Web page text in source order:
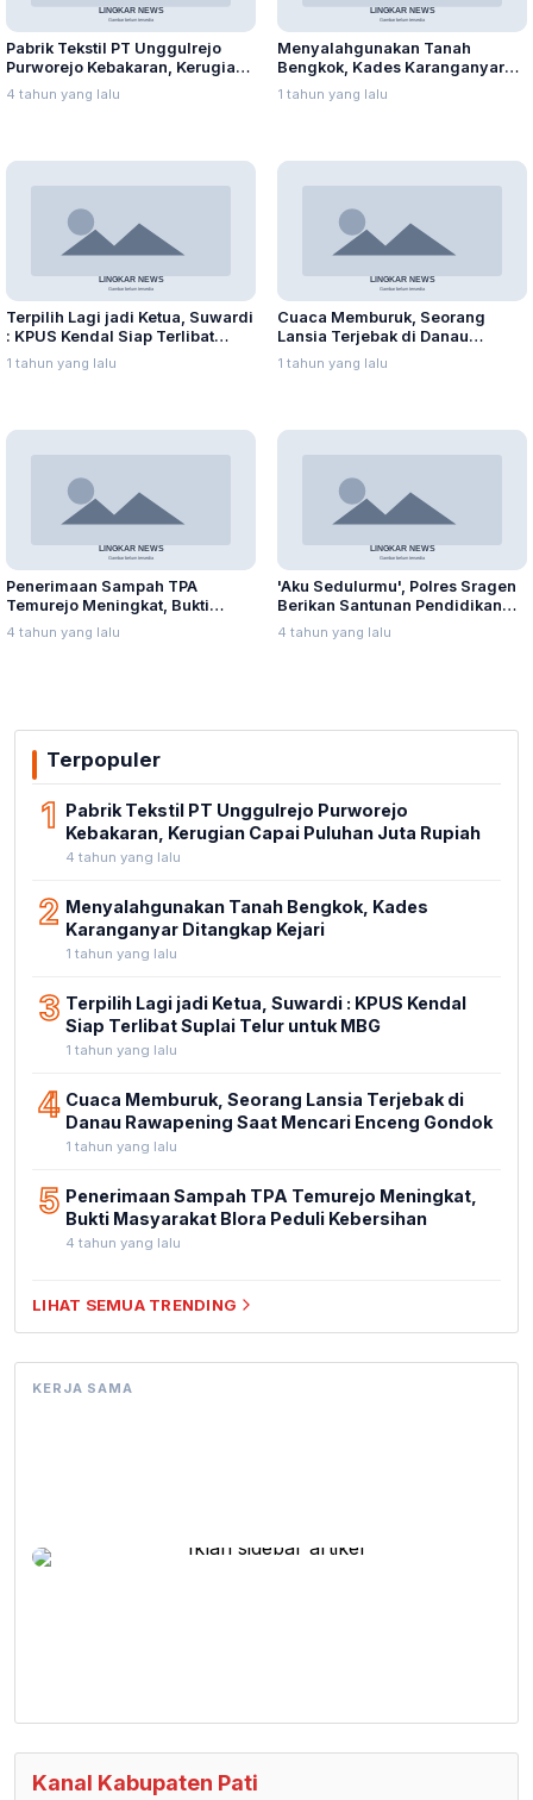
Pabrik Tekstil PT Unggulrejo
Purworejo Kebakaran, Kerugian
Capai Puluhan Juta Rupiah
4 tahun yang lalu
Menyalahgunakan Tanah
Bengkok, Kades Karanganyar
Ditangkap Kejari
1 tahun yang lalu
Terpilih Lagi jadi Ketua, Suwardi
: KPUS Kendal Siap Terlibat
Suplai Telur untuk MBG
1 tahun yang lalu
Cuaca Memburuk, Seorang
Lansia Terjebak di Danau
Rawapening Saat Mencari
Enceng Gondok
1 tahun yang lalu
Penerimaan Sampah TPA
Temurejo Meningkat, Bukti
Masyarakat Blora Peduli
Kebersihan
4 tahun yang lalu
'Aku Sedulurmu', Polres Sragen
Berikan Santunan Pendidikan
Anak Yatim Piatu
4 tahun yang lalu
Terpopuler
1 Pabrik Tekstil PT Unggulrejo Purworejo
Kebakaran, Kerugian Capai Puluhan Juta Rupiah
4 tahun yang lalu
2 Menyalahgunakan Tanah Bengkok, Kades
Karanganyar Ditangkap Kejari
1 tahun yang lalu
3 Terpilih Lagi jadi Ketua, Suwardi : KPUS Kendal
Siap Terlibat Suplai Telur untuk MBG
1 tahun yang lalu
4 Cuaca Memburuk, Seorang Lansia Terjebak di
Danau Rawapening Saat Mencari Enceng Gondok
1 tahun yang lalu
5 Penerimaan Sampah TPA Temurejo Meningkat,
Bukti Masyarakat Blora Peduli Kebersihan
4 tahun yang lalu
LIHAT SEMUA TRENDING
KERJA SAMA
Kanal Kabupaten Pati